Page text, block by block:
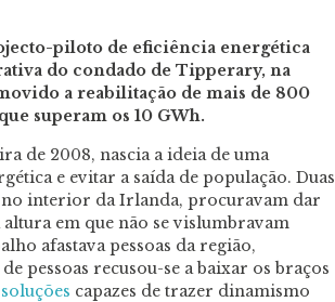
piloto de eficiência energética
do condado de Tipperary, na
a reabilitação de mais de 800
superam os 10 GWh.
de 2008, nascia a ideia de uma
e evitar a saída de população. Duas
interior da Irlanda, procuravam dar
em que não se vislumbravam
afastava pessoas da região,
pessoas recusou-se a baixar os braços
capazes de trazer dinamismo